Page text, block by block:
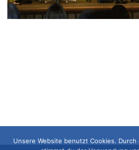
Unsere Website benutzt Cookies.